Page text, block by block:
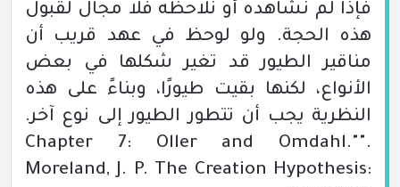
فإذا لم نشاهده أو نلاحظه فلا مجال لقبول
هذه الحجة. ولو لوحظ في عهد قريب أن
مناقير الطيور قد تغير شكلها في بعض
الأنواع، لكنها بقيت طيورًا، وبناءً على هذه
النظرية يجب أن تتطور الطيور إلى نوع آخر.
.
"Chapter 7:
Oller and Omdahl."
Moreland, J. P. The Creation Hypothesis: